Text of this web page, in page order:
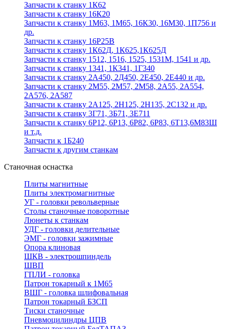
Запчасти к станку 1К62
Запчасти к станку 16К20
Запчасти к станку 1М63, 1М65, 16К30, 16М30, 1П756 и
др.
Запчасти к станку 16Р25В
Запчасти к станку 1К62Д, 1К625,1К625Д
Запчасти к станку 1512, 1516, 1525, 1531М, 1541 и др.
Запчасти к станку 1341, 1К341, 1Г340
Запчасти к станку 2А450, 2Д450, 2Е450, 2Е440 и др.
Запчасти к станку 2М55, 2М57, 2М58, 2А55, 2А554,
2А576, 2А587
Запчасти к станку 2А125, 2Н125, 2Н135, 2С132 и др.
Запчасти к станку 3Г71, 3Б71, 3Е711
Запчасти к станку 6Р12, 6Р13, 6Р82, 6Р83, 6Т13,6М83Ш
и т.д.
Запчасти к 1Б240
Запчасти к другим станкам
Станочная оснастка
Плиты магнитные
Плиты электромагнитные
УГ - головки револьверные
Столы станочные поворотные
Люнеты к станкам
УДГ - головки делительные
ЭМГ - головки зажимные
Опора клиновая
ШКВ - электрошпиндель
ШВП
ГПЛИ - головка
Патрон токарный к 1М65
ВШГ - головка шлифовальная
Патрон токарный БЗСП
Тиски станочные
Пневмоцилиндры ЦПВ